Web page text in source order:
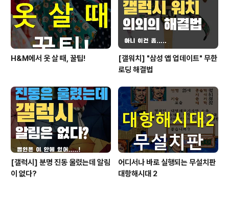
H&M에서 옷 살 때, 꿀팁!
[갤워치] "삼성 앱 업데이트" 무한
로딩 해결법
[갤럭시] 분명 진동 울렸는데 알림
이 없다?
어디서나 바로 실행되는 무설치판
대항해시대 2